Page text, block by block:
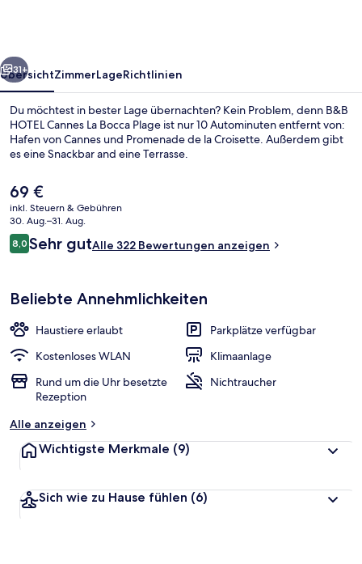
Tägliches Frühstücksbuffet gegen
Weiter
31+
ÜbersichtZimmerLageRichtlinien
Du möchtest in bester Lage übernachten? Kein Problem, denn B&B
HOTEL Cannes La Bocca Plage ist nur 10 Autominuten entfernt von:
Hafen von Cannes und Promenade de la Croisette. Außerdem gibt
es eine Snackbar and eine Terrasse.
Der
aktuelle
Preis
beträgt
69 €.
69 €
inkl. Steuern & Gebühren
30. Aug.–31. Aug.
Bewertungen
8,08,0 von 10.
Sehr gutAlle 322 Bewertungen anzeigen
Beliebte Annehmlichkeiten
Haustiere erlaubt
Parkplätze verfügbar
Kostenloses WLAN
Klimaanlage
Rund um die Uhr besetzte
Rezeption
Nichtraucher
Alle anzeigen
Wichtigste Merkmale (9)
Sich wie zu Hause fühlen (6)